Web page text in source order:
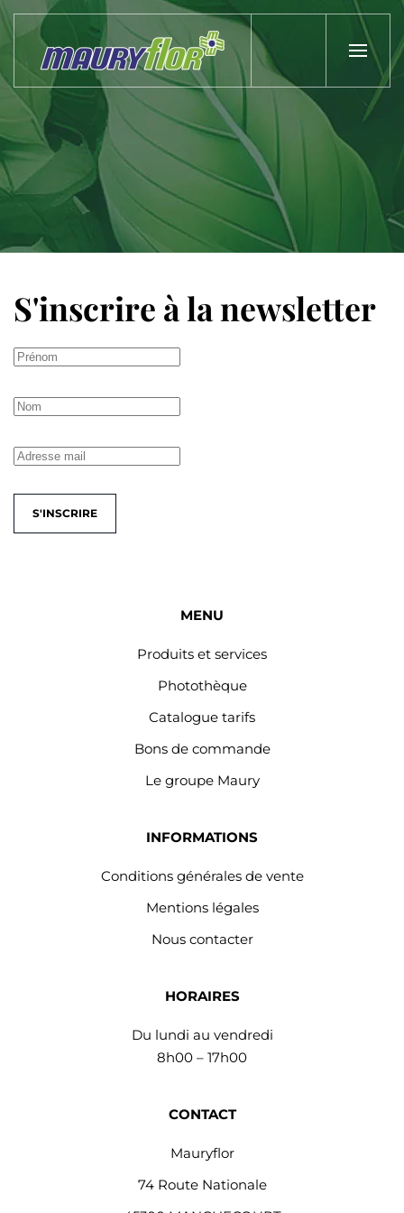
Skip to main content
S'inscrire à la newsletter
S'INSCRIRE
MENU
Produits et services
Photothèque
Catalogue tarifs
Bons de commande
Le groupe Maury
INFORMATIONS
Conditions générales de vente
Mentions légales
Nous contacter
HORAIRES
Du lundi au vendredi
8h00 – 17h00
CONTACT
Mauryflor
74 Route Nationale